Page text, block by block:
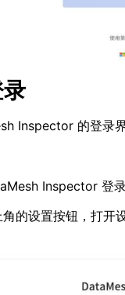
Inspector 的登录
Inspector 登录
的设置按钮，打开